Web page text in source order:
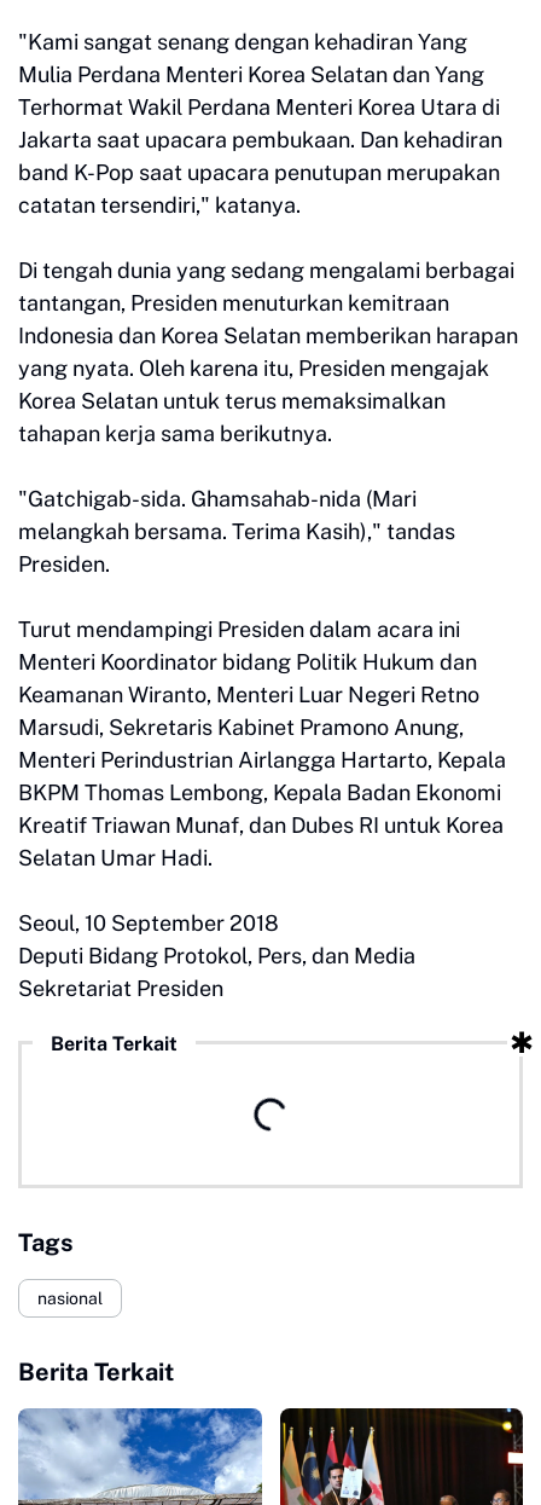
"Kami sangat senang dengan kehadiran Yang
Mulia Perdana Menteri Korea Selatan dan Yang
Terhormat Wakil Perdana Menteri Korea Utara di
Jakarta saat upacara pembukaan. Dan kehadiran
band K-Pop saat upacara penutupan merupakan
catatan tersendiri," katanya.
Di tengah dunia yang sedang mengalami berbagai
tantangan, Presiden menuturkan kemitraan
Indonesia dan Korea Selatan memberikan harapan
yang nyata. Oleh karena itu, Presiden mengajak
Korea Selatan untuk terus memaksimalkan
tahapan kerja sama berikutnya.
"Gatchigab-sida. Ghamsahab-nida (Mari
melangkah bersama. Terima Kasih)," tandas
Presiden.
Turut mendampingi Presiden dalam acara ini
Menteri Koordinator bidang Politik Hukum dan
Keamanan Wiranto, Menteri Luar Negeri Retno
Marsudi, Sekretaris Kabinet Pramono Anung,
Menteri Perindustrian Airlangga Hartarto, Kepala
BKPM Thomas Lembong, Kepala Badan Ekonomi
Kreatif Triawan Munaf, dan Dubes RI untuk Korea
Selatan Umar Hadi.
Seoul, 10 September 2018
Deputi Bidang Protokol, Pers, dan Media
Sekretariat Presiden
Berita Terkait
Tags
nasional
Berita Terkait